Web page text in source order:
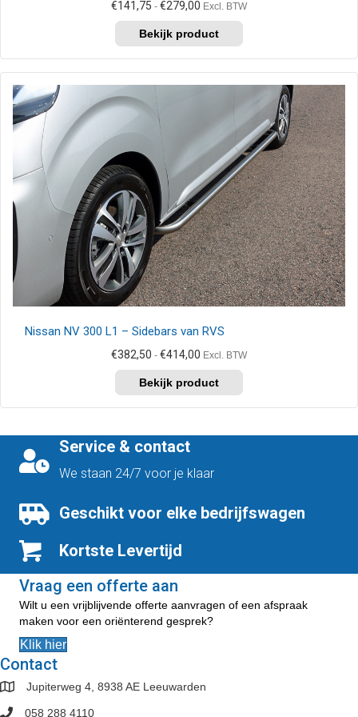
€141,75 - €279,00 Prijsklasse:
tot
€279,00
Excl. BTW
product
heeft
meerdere
gekozen
worden
op
de
productpagina
Nissan NV 300 L1 – Sidebars van RVS
€382,50 - €414,00 Prijsklasse:
tot
€414,00
Excl. BTW
product
heeft
variaties.
Deze
optie
worden
de
Service & contact
We staan 24/7 voor je klaar
Geschikt voor elke bedrijfswagen
Kortste Levertijd
Vraag een offerte aan
Wilt u een vrijblijvende offerte aanvragen of een afspraak
maken voor een oriënterend gesprek?
Klik hier
Contact
Jupiterweg 4, 8938 AE Leeuwarden
058 288 4110